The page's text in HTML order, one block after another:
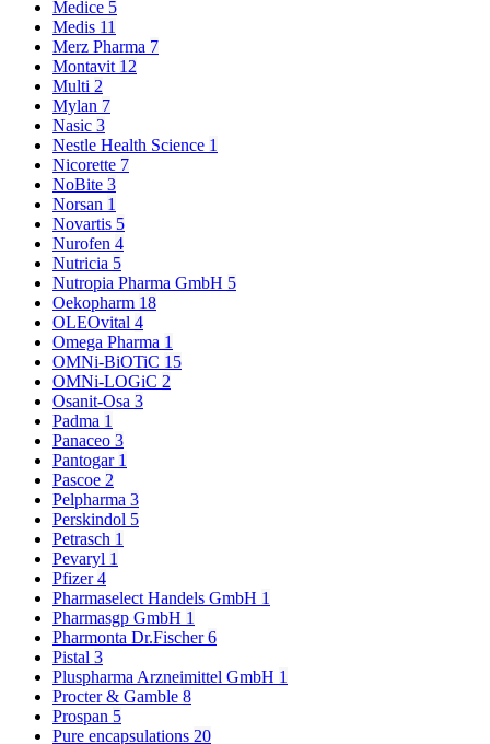
Medice 5
Medis 11
Merz Pharma 7
Montavit 12
Multi 2
Mylan 7
Nasic 3
Nestle Health Science 1
Nicorette 7
NoBite 3
Norsan 1
Novartis 5
Nurofen 4
Nutricia 5
Nutropia Pharma GmbH 5
Oekopharm 18
OLEOvital 4
Omega Pharma 1
OMNi-BiOTiC 15
OMNi-LOGiC 2
Osanit-Osa 3
Padma 1
Panaceo 3
Pantogar 1
Pascoe 2
Pelpharma 3
Perskindol 5
Petrasch 1
Pevaryl 1
Pfizer4
Pharmaselect Handels GmbH 1
Pharmasgp GmbH 1
Pharmonta Dr.Fischer6
Pistal 3
Pluspharma Arzneimittel GmbH 1
Procter & Gamble 8
Prospan 5
Pure encapsulations 20